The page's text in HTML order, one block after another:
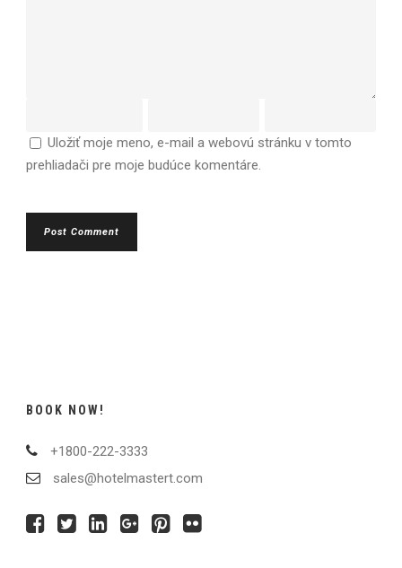
Uložiť moje meno, e-mail a webovú stránku v tomto
prehliadači pre moje budúce komentáre.
BOOK NOW!
+1800-222-3333
sales@hotelmastert.com